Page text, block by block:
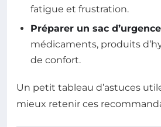
fatigue et frustration.
Préparer un sac
médicaments, produits
de confort.
Un petit tableau d’astuces
mieux retenir ces